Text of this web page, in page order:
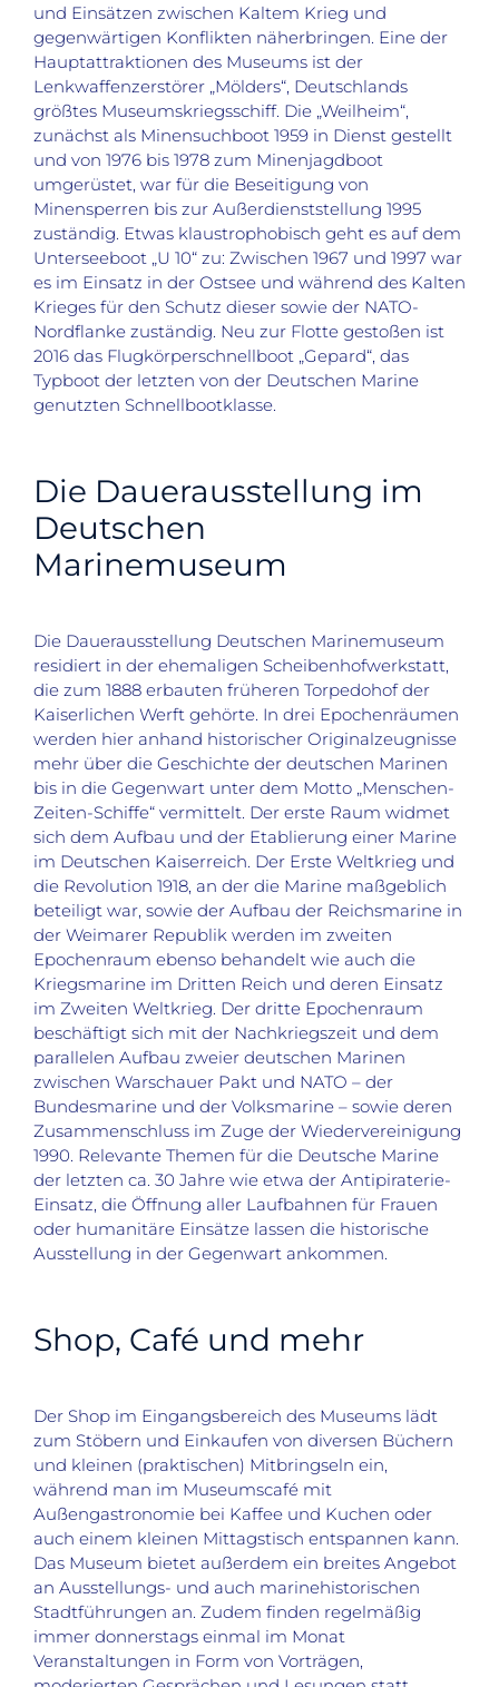
und Einsätzen zwischen Kaltem Krieg und
gegenwärtigen Konflikten näherbringen. Eine der
Hauptattraktionen des Museums ist der
Lenkwaffenzerstörer „Mölders“, Deutschlands
größtes Museumskriegsschiff. Die „Weilheim“,
zunächst als Minensuchboot 1959 in Dienst gestellt
und von 1976 bis 1978 zum Minenjagdboot
umgerüstet, war für die Beseitigung von
Minensperren bis zur Außerdienststellung 1995
zuständig. Etwas klaustrophobisch geht es auf dem
Unterseeboot „U 10“ zu: Zwischen 1967 und 1997 war
es im Einsatz in der Ostsee und während des Kalten
Krieges für den Schutz dieser sowie der NATO-
Nordflanke zuständig. Neu zur Flotte gestoßen ist
2016 das Flugkörperschnellboot „Gepard“, das
Typboot der letzten von der Deutschen Marine
genutzten Schnellbootklasse.
Die Dauerausstellung im
Deutschen
Marinemuseum
Die Dauerausstellung Deutschen Marinemuseum
residiert in der ehemaligen Scheibenhofwerkstatt,
die zum 1888 erbauten früheren Torpedohof der
Kaiserlichen Werft gehörte. In drei Epochenräumen
werden hier anhand historischer Originalzeugnisse
mehr über die Geschichte der deutschen Marinen
bis in die Gegenwart unter dem Motto „Menschen-
Zeiten-Schiffe“ vermittelt. Der erste Raum widmet
sich dem Aufbau und der Etablierung einer Marine
im Deutschen Kaiserreich. Der Erste Weltkrieg und
die Revolution 1918, an der die Marine maßgeblich
beteiligt war, sowie der Aufbau der Reichsmarine in
der Weimarer Republik werden im zweiten
Epochenraum ebenso behandelt wie auch die
Kriegsmarine im Dritten Reich und deren Einsatz
im Zweiten Weltkrieg. Der dritte Epochenraum
beschäftigt sich mit der Nachkriegszeit und dem
parallelen Aufbau zweier deutschen Marinen
zwischen Warschauer Pakt und NATO – der
Bundesmarine und der Volksmarine – sowie deren
Zusammenschluss im Zuge der Wiedervereinigung
1990. Relevante Themen für die Deutsche Marine
der letzten ca. 30 Jahre wie etwa der Antipiraterie-
Einsatz, die Öffnung aller Laufbahnen für Frauen
oder humanitäre Einsätze lassen die historische
Ausstellung in der Gegenwart ankommen.
Shop, Café und mehr
Der Shop im Eingangsbereich des Museums lädt
zum Stöbern und Einkaufen von diversen Büchern
und kleinen (praktischen) Mitbringseln ein,
während man im Museumscafé mit
Außengastronomie bei Kaffee und Kuchen oder
auch einem kleinen Mittagstisch entspannen kann.
Das Museum bietet außerdem ein breites Angebot
an Ausstellungs- und auch marinehistorischen
Stadtführungen an. Zudem finden regelmäßig
immer donnerstags einmal im Monat
Veranstaltungen in Form von Vorträgen,